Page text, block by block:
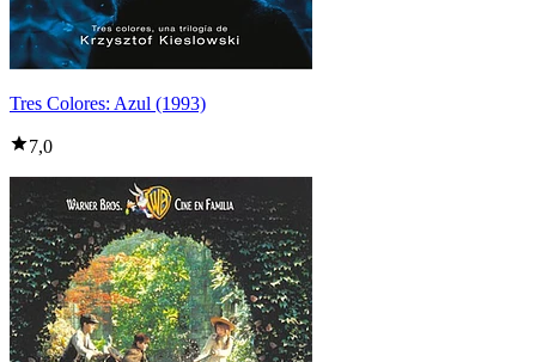
Tres Colores: Azul (1993)
7,0